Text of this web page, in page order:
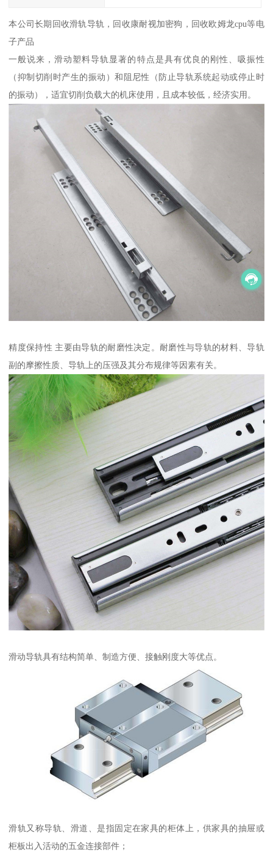
本公司长期回收滑轨导轨，回收康耐视加密狗，回收欧姆龙cpu等电
子产品
一般说来，滑动塑料导轨显著的特点是具有优良的刚性、吸振性
（抑制切削时产生的振动）和阻尼性（防止导轨系统起动或停止时
的振动），适宜切削负载大的机床使用，且成本较低，经济实用。
精度保持性 主要由导轨的耐磨性决定。耐磨性与导轨的材料、导轨
副的摩擦性质、导轨上的压强及其分布规律等因素有关。
滑动导轨具有结构简单、制造方便、接触刚度大等优点。
滑轨又称导轨、滑道、是指固定在家具的柜体上，供家具的抽屉或
柜板出入活动的五金连接部件；